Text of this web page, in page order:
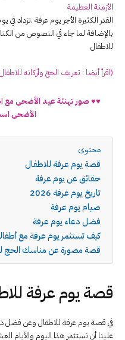
الأزمنة العظيمة
القدر الكثيرة الأجر يوم عرفة .تزداد
بالإضافة لما جاء في النصوص من
للاطفال
(اقرأ أيضا : تعريف الحج وأركانه للاطفال
♥♥ صور تهنئة عيد الأضحى مع
الأضحى
محتوى
قصة يوم عرفة للاطفال
حقائق عن يوم عرفة
تاريخ يوم عرفة 2026
صيام يوم عرفة
فضل دعاء يوم عرفة
كيف تستثمر يوم عرفة مع
قصة مصورة عن مناسك الحج
قصة يوم عرفة
في قصة يوم عرفة للاطفال وعن فضل
علينا أن نستثمر هذا اليوم والأيام